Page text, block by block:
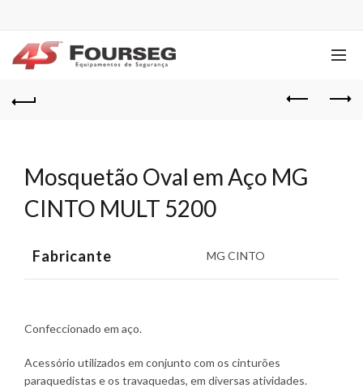
Mosquetão Oval em Aço MG
CINTO MULT 5200
Fabricante MG CINTO
Confeccionado em aço.
Acessório utilizados em conjunto com os cinturões
paraquedistas e os travaquedas, em diversas atividades.